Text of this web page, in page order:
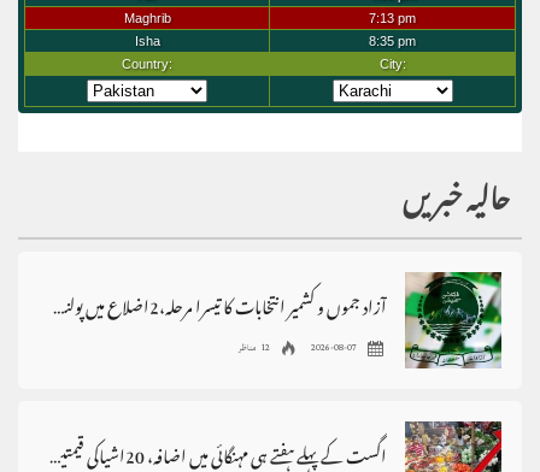
حالیہ خبریں
آزاد جموں و کشمیر انتخابات کا تیسرا مرحلہ،2اضلاع میں پولنگ ملتوی
2026-08-07 12 مناظر
اگست کے پہلے ہفتے ہی مہنگائی میں اضافہ، 20اشیاکی قیمتیں بڑھ گئیں